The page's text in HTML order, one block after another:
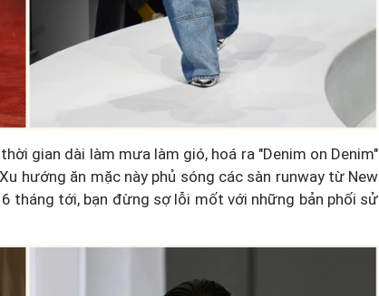
gian dài làm mưa làm gió, hoá ra "Denim on Denim"
hướng ăn mặc này phủ sóng các sàn runway từ New
tháng tới, bạn đừng sợ lỗi mốt với những bản phối sử